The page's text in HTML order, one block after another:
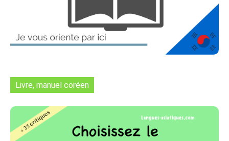
Livre, manuel coréen